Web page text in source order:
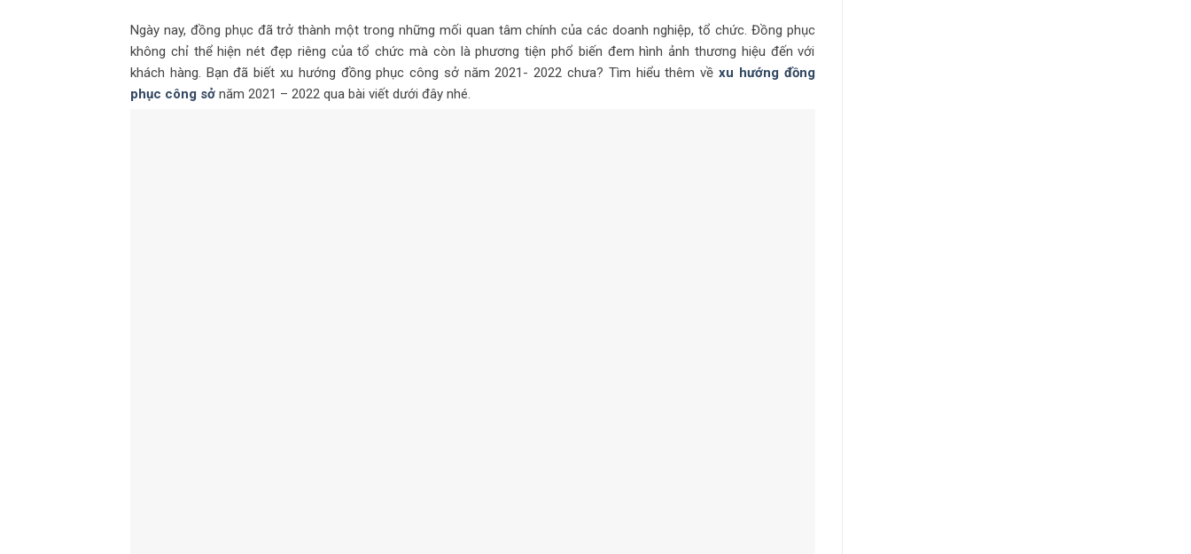
Ngày nay, đồng phục đã trở thành một trong những mối quan tâm chính của các doanh nghiệp, tổ chức. Đồng phục
không chỉ thể hiện nét đẹp riêng của tổ chức mà còn là phương tiện phổ biến đem hình ảnh thương hiệu đến với
khách hàng. Bạn đã biết xu hướng đồng phục công sở năm 2021- 2022 chưa? Tìm hiểu thêm về xu hướng đồng
phục công sở năm 2021 – 2022 qua bài viết dưới đây nhé.